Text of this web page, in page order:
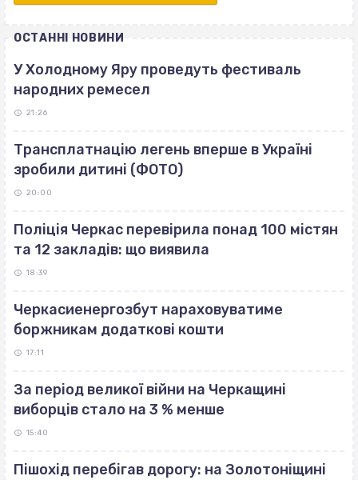
ОСТАННІ НОВИНИ
У Холодному Яру проведуть фестиваль
народних ремесел
21:26
Трансплатнацію легень вперше в Україні
зробили дитині (ФОТО)
20:00
Поліція Черкас перевірила понад 100 містян
та 12 закладів: що виявила
18:39
Черкасиенергозбут нараховуватиме
боржникам додаткові кошти
17:11
За період великої війни на Черкащині
виборців стало на 3 % менше
15:40
Пішохід перебігав дорогу: на Золотоніщині